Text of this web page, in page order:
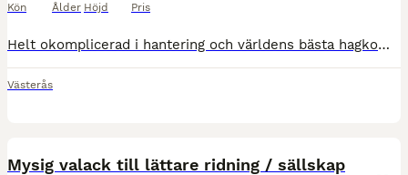
Kön Ålder Höjd Pris
Helt okomplicerad i hantering och världens bästa hagkompis. En riktig raring som älskar att bli ompysslad och följa med på promenad, men också helt nöjd med att bara gå i hagen med sina kompisar. Går
Västerås
Mysig valack till lättare ridning / sällskap